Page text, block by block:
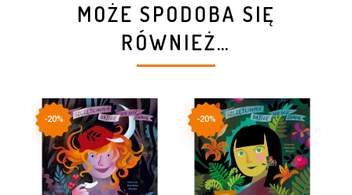
MOŻE SPODOBA SIĘ
RÓWNIEŻ…
-20% -20%